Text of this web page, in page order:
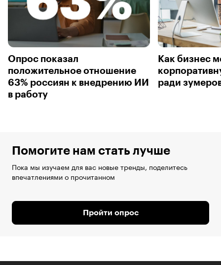
Опрос показал
положительное отношение
63% россиян к внедрению ИИ
в работу
Как бизнес
ради
Помогите нам стать лучше
Пока мы изучаем для вас новые тренды, поделитесь
впечатлениями о прочитанном
Пройти опрос